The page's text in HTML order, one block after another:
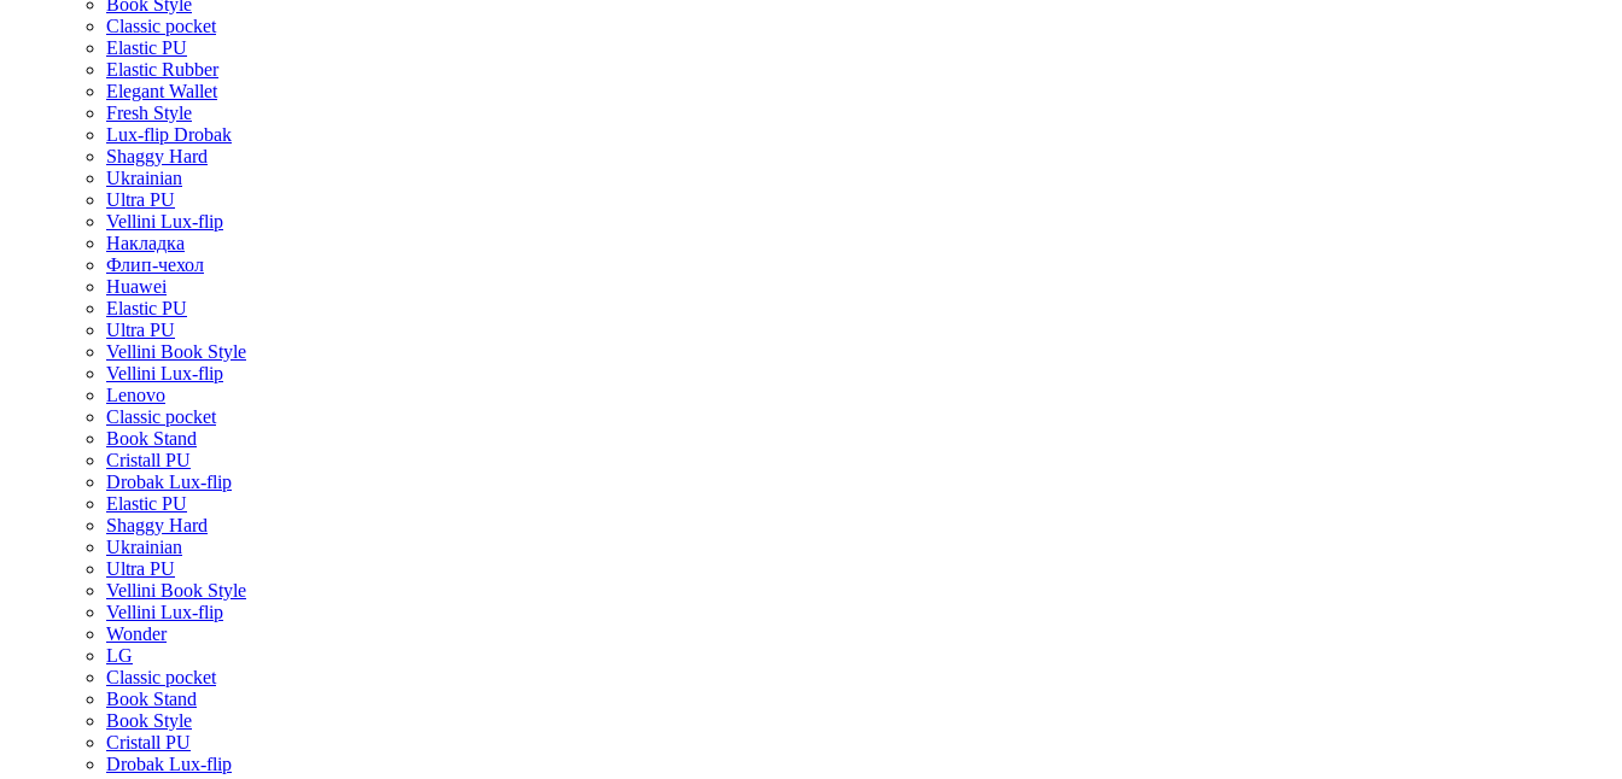
Book Style
Classic pocket
Elastic PU
Elastic Rubber
Elegant Wallet
Fresh Style
Lux-flip Drobak
Shaggy Hard
Ukrainian
Ultra PU
Vellini Lux-flip
Накладка
Флип-чехол
Huawei
Elastic PU
Ultra PU
Vellini Book Style
Vellini Lux-flip
Lenovo
Classic pocket
Book Stand
Cristall PU
Drobak Lux-flip
Elastic PU
Shaggy Hard
Ukrainian
Ultra PU
Vellini Book Style
Vellini Lux-flip
Wonder
LG
Classic pocket
Book Stand
Book Style
Cristall PU
Drobak Lux-flip